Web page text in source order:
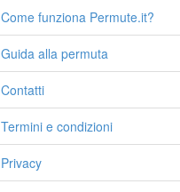
Come funziona Permute.it?
Guida alla permuta
Contatti
Termini e condizioni
Privacy